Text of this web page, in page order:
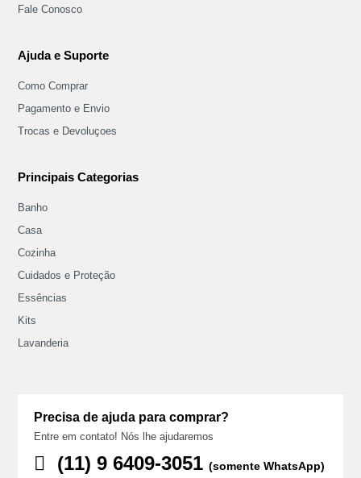
Fale Conosco
Ajuda e Suporte
Como Comprar
Pagamento e Envio
Trocas e Devoluçoes
Principais Categorias
Banho
Casa
Cozinha
Cuidados e Proteção
Essências
Kits
Lavanderia
Precisa de ajuda para comprar?
Entre em contato! Nós lhe ajudaremos
(11) ‪9 6409‑3051(somente WhatsApp)